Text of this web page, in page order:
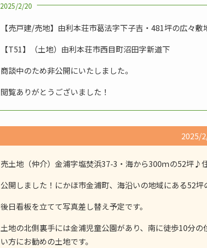
2025/2/20
【売戸建/売地】由利本荘市葛法字下子吉・481坪の広々
【T51】（土地）由利本荘市西目町沼田字新道下
商談中のため非公開にいたしました。
閲覧ありがとうございました！
2025/
売土地（仲介）金浦字塩焚浜37-3・海から300ｍの52坪♪
公開しました！にかほ市金浦町、海沿いの地域にある52坪
後日看板を立てて写真差し替え予定です。
土地の北側裏手には金浦児童公園があり、南に徒歩10分
い方にお勧めの土地です。